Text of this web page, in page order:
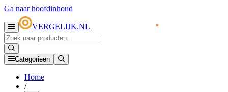
Ga naar hoofdinhoud
VERGELIJK.NL
Categorieën
Home
/